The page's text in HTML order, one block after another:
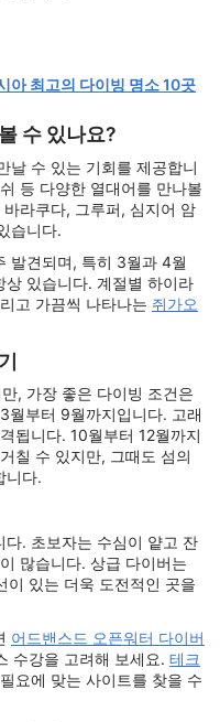
아 최고의 다이빙 명소 10곳
수 있나요?
날 수 있는 기회를 제공합니
등 다양한 열대어를 만나볼
라쿠다, 그루퍼, 심지어 암
습니다.
발견되며, 특히 3월과 4월
있습니다. 계절별 하이라
고 가끔씩 나타나는 쥐가오
, 가장 좋은 다이빙 조건은
월부터 9월까지입니다. 고래
됩니다. 10월부터 12월까지
칠 수 있지만, 그때도 섬의
니다.
다. 초보자는 수심이 얕고 잔
많습니다. 상급 다이버는
이 있는 더욱 도전적인 곳을
어드밴스드 오픈워터 다이버
수강을 고려해 보세요. 테크
요에 맞는 사이트를 찾을 수